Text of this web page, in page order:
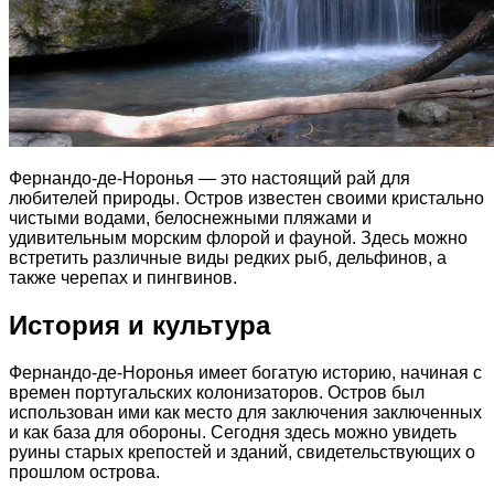
Фернандо-де-Норонья — это настоящий рай для
любителей природы. Остров известен своими кристально
чистыми водами, белоснежными пляжами и
удивительным морским флорой и фауной. Здесь можно
встретить различные виды редких рыб, дельфинов, а
также черепах и пингвинов.
История и культура
Фернандо-де-Норонья имеет богатую историю, начиная с
времен португальских колонизаторов. Остров был
использован ими как место для заключения заключенных
и как база для обороны. Сегодня здесь можно увидеть
руины старых крепостей и зданий, свидетельствующих о
прошлом острова.